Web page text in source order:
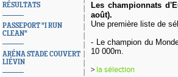
RÉSULTATS
PASSEPORT "I RUN
CLEAN"
ARÉNA STADE COUVERT
LIÉVIN
Les championnats
août).
Une première liste de
- Le champion du
10 000m.
> la sélection